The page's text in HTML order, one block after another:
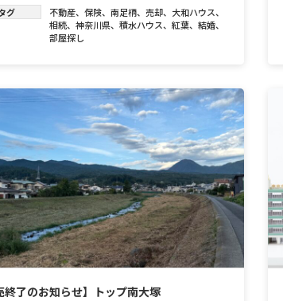
グ
不動産、 保険、 南足柄、 売却、 大和ハウス、
相続、 神奈川県、 積水ハウス、 紅葉、 結婚、
部屋探し
終了のお知らせ】トップ南大塚